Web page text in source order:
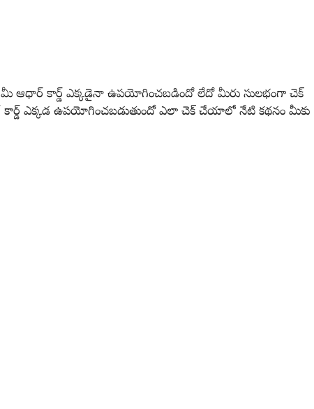
ఆధార్ కార్డ్ ఎక్కడైనా ఉపయోగించబడిందో లేదో మీరు సులభంగా చెక్
కార్డ్ ఎక్కడ ఉపయోగించబడుతుందో ఎలా చెక్ చేయాలో నేటి కథనం మీకు